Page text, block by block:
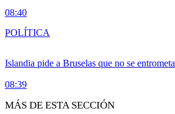
08:40
Islandia pide a Bruselas que no se entrometa
08:39
POLÍTICA
MÁS DE ESTA SECCIÓN